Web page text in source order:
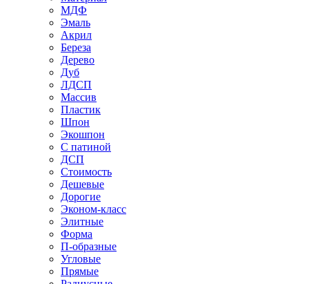
МДФ
Эмаль
Акрил
Береза
Дерево
Дуб
ЛДСП
Массив
Пластик
Шпон
Экошпон
С патиной
ДСП
Стоимость
Дешевые
Дорогие
Эконом-класс
Элитные
Форма
П-образные
Угловые
Прямые